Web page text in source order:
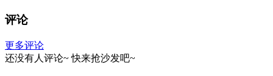
评论
更多评论
还没有人评论~ 快来抢沙发吧~